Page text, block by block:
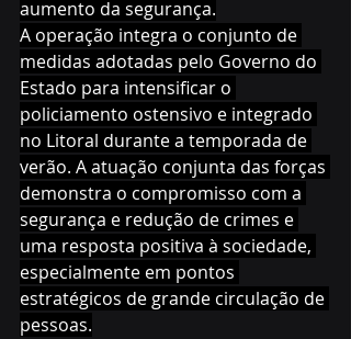
aumento da segurança.
A operação integra o conjunto de
medidas adotadas pelo Governo do
Estado para intensificar o
policiamento ostensivo e integrado
no Litoral durante a temporada de
verão. A atuação conjunta das forças
demonstra o compromisso com a
segurança e redução de crimes e
uma resposta positiva à sociedade,
especialmente em pontos
estratégicos de grande circulação de
pessoas.